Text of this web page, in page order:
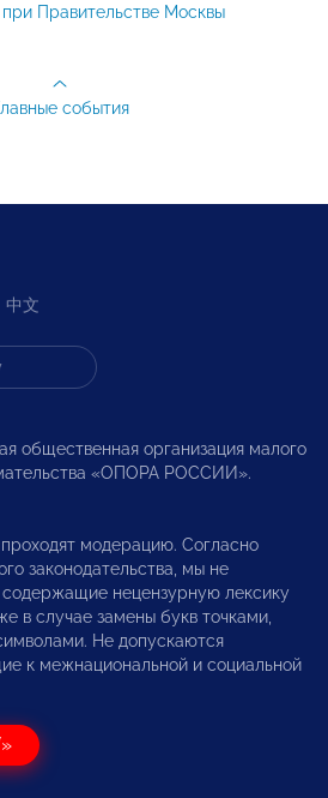
при Правительстве Москвы
события
中文
общественная организация малого
«ОПОРА РОССИИ».
модерацию. Согласно
законодательства, мы не
нецензурную лексику
в случае замены букв точками,
Не допускаются
к межнациональной и социальной